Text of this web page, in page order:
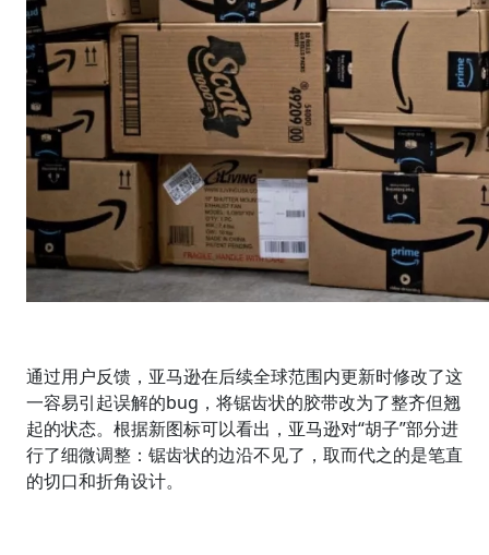
通过用户反馈，亚马逊在后续全球范围内更新时修改了这
一容易引起误解的bug，将锯齿状的胶带改为了整齐但翘
起的状态。根据新图标可以看出，亚马逊对“胡子”部分进
行了细微调整：锯齿状的边沿不见了，取而代之的是笔直
的切口和折角设计。